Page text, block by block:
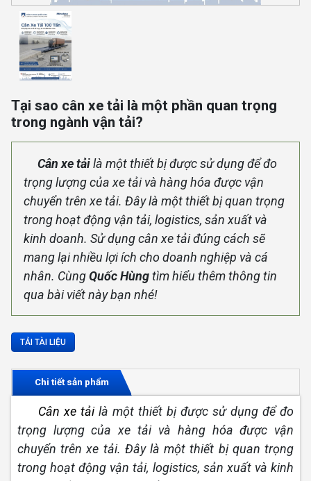
Tại sao cân xe tải là một phần quan trọng
trong ngành vận tải?
Cân xe tảilà một thiết bị được sử dụng để đo
trọng lượng của xe tải và hàng hóa được vận
chuyển trên xe tải. Đây là một thiết bị quan trọng
trong hoạt động vận tải, logistics, sản xuất và
kinh doanh. Sử dụng cân xe tải đúng cách sẽ
mang lại nhiều lợi ích cho doanh nghiệp và cá
nhân. CùngQuốc Hùngtìm hiểu thêm thông tin
qua bài viết này bạn nhé!
TẢI TÀI LIỆU
Chi tiết sản phẩm
Cân xe tảilà một thiết bị được sử dụng để đo
trọng lượng của xe tải và hàng hóa được vận
chuyển trên xe tải. Đây là một thiết bị quan trọng
trong hoạt động vận tải, logistics, sản xuất và kinh